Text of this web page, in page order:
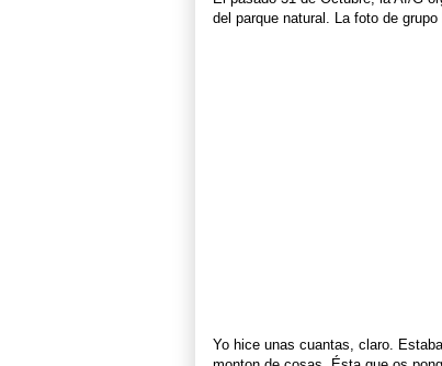
del parque natural. La foto de
Yo hice unas cuantas, claro.